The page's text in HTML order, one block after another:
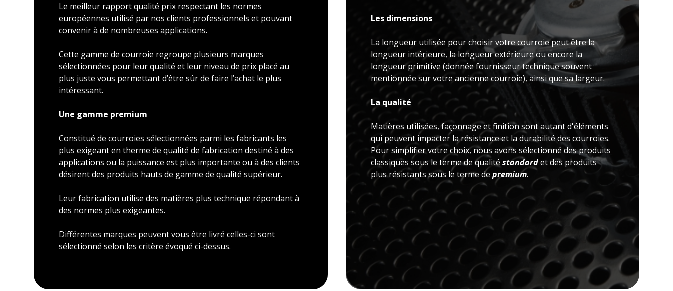
Le meilleur rapport qualité prix respectant les normes
européennes utilisé par nos clients professionnels et pouvant
convenir à de nombreuses applications.
Cette gamme de courroie regroupe plusieurs marques
sélectionnées pour leur qualité et leur niveau de prix placé au
plus juste vous permettant d’être sûr de faire l’achat le plus
intéressant.
Une gamme premium
Constitué de courroies sélectionnées parmi les fabricants les
plus exigeant en therme de qualité de fabrication destiné à des
applications ou la puissance est plus importante ou à des clients
désirent des produits hauts de gamme de qualité supérieur.
Leur fabrication utilise des matières plus technique répondant à
des normes plus exigeantes.
Différentes marques peuvent vous être livré celles-ci sont
sélectionné selon les critère évoqué ci-dessus.
Les dimensions
La longueur utilisée pour choisir votre courroie peut être la
longueur intérieure, la longueur extérieure ou encore la
longueur primitive (donnée fournisseur technique souvent
mentionnée sur votre ancienne courroie), ainsi que sa largeur.
La qualité
Matières utilisées, façonnage et finition sont autant d'éléments
qui peuvent impacter la résistance et la durabilité des courroies.
Pour simplifier votre choix, nous avons sélectionné des produits
classiques sous le terme de qualité standardet des produits
plus résistants sous le terme de premium.